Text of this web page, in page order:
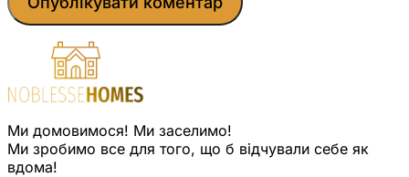
Ми домовимося! Ми заселимо!
Ми зробимо все для того, що б відчували себе як
вдома!